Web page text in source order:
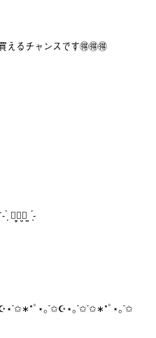
えるチャンスです🉐🉐🉐
‪- ̗̀ ꪔ̤̥ꪔ̤̮ꪔ̤̫ ̖́-‬
ﾟ⋆｡˚✩☪︎⋆｡˚✩˚✩∗*ﾟ⋆｡˚✩